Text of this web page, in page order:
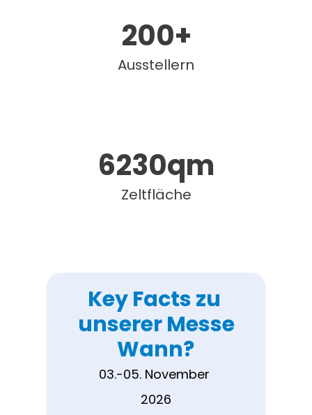
200+
Ausstellern
6230qm
Zeltfläche
Key Facts zu
unserer Messe
Wann?
03.-05. November
2026